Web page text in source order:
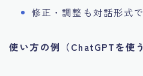
修正・調整も対話形式
使い方の例（ChatGPTを使